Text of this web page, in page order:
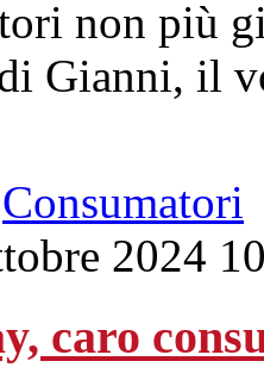
non più
Gianni, il
Consumatori
2024
caro